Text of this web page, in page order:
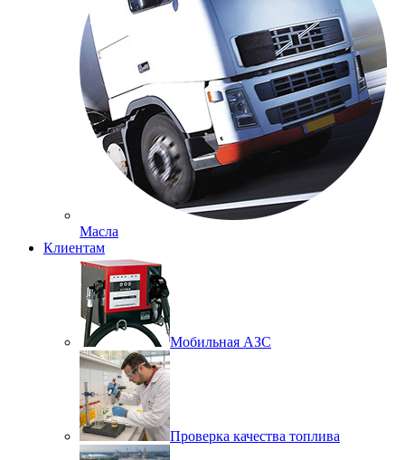
Масла
Клиентам
Мобильная АЗС
Проверка качества топлива